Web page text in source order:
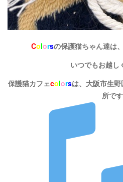
Colorsの保護猫ちゃん達は
いつでもお越し
保護猫カフェcolorsは、大阪市生
所です